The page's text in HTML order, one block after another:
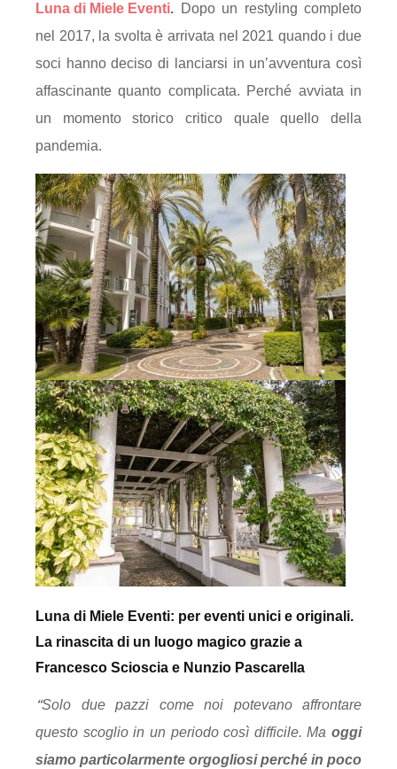
Luna di Miele Eventi. Dopo un restyling completo
nel 2017, la svolta è arrivata nel 2021 quando i due
soci hanno deciso di lanciarsi in un’avventura così
affascinante quanto complicata. Perché avviata in
un momento storico critico quale quello della
pandemia.
Luna di Miele Eventi: per eventi unici e originali.
La rinascita di un luogo magico grazie a
Francesco Scioscia e Nunzio Pascarella
“Solo due pazzi come noi potevano affrontare
questo scoglio in un periodo così difficile. Ma oggi
siamo particolarmente orgogliosi perché in poco